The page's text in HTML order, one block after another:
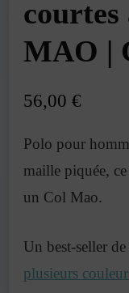
courtes
MAO |
56,00 €
Polo pour
maille piquée,
un Col Mao.
Un best-seller
plusieurs